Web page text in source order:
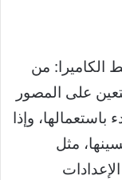
الكاميرا: من
على المصور
وإذا
مثل